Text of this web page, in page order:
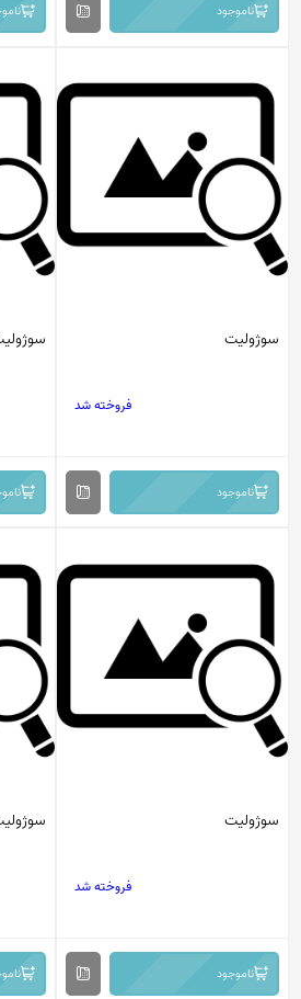
ناموجود
سوژولیت
فروخته شد
ناموجود
سوژولیت
فروخته شد
ناموجود